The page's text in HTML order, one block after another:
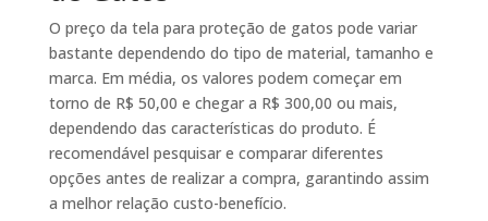
O preço da tela para proteção de gatos pode variar
bastante dependendo do tipo de material, tamanho e
marca. Em média, os valores podem começar em
torno de R$ 50,00 e chegar a R$ 300,00 ou mais,
dependendo das características do produto. É
recomendável pesquisar e comparar diferentes
opções antes de realizar a compra, garantindo assim
a melhor relação custo-benefício.